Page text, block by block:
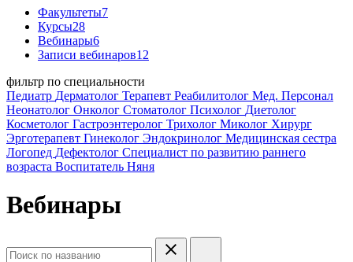
Факультеты7
Курсы28
Вебинары6
Записи вебинаров12
фильтр по специальности
Педиатр Дерматолог Терапевт Реабилитолог Мед. Персонал
Неонатолог Онколог Стоматолог Психолог Диетолог
Косметолог Гастроэнтеролог Трихолог Миколог Хирург
Эрготерапевт Гинеколог Эндокринолог Медицинская сестра
Логопед Дефектолог Специалист по развитию раннего
возраста Воспитатель Няня
Вебинары